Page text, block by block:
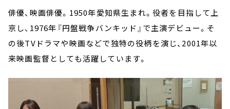
俳優、映画俳優。1950年愛知県生まれ。役者を目指して上
京し、1976年『円盤戦争バンキッド』で主演デビュー。そ
の後TVドラマや映画などで独特の役柄を演じ、2001年以
来映画監督としても活躍しています。